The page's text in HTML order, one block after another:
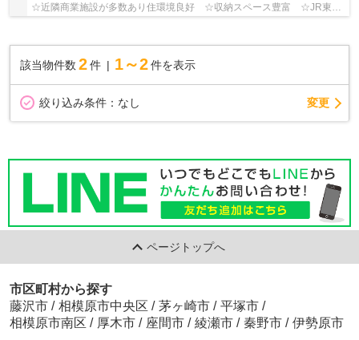
☆近隣商業施設が多数あり住環境良好 ☆収納スペース豊富 ☆JR東海
道本線「平塚」駅徒歩19分♪ 【平塚市の新築一戸建て...
該当物件数 2件 1～2 件を表示
絞り込み条件： なし 変更
ページトップへ
市区町村から探す
藤沢市 / 相模原市中央区 / 茅ヶ崎市 / 平塚市 /
相模原市南区 / 厚木市 / 座間市 / 綾瀬市 / 秦野市 / 伊勢原市